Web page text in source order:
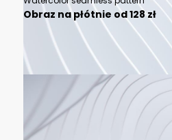
Obraz na płótnie od 128 zł